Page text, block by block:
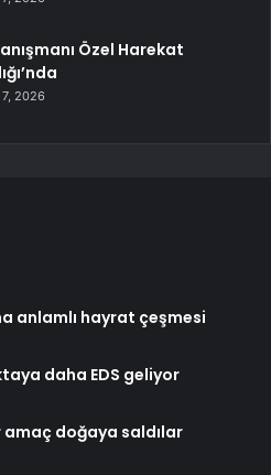
Özel Harekat
2026
anlamlı hayrat çeşmesi
daha EDS geliyor
amaç doğaya saldılar